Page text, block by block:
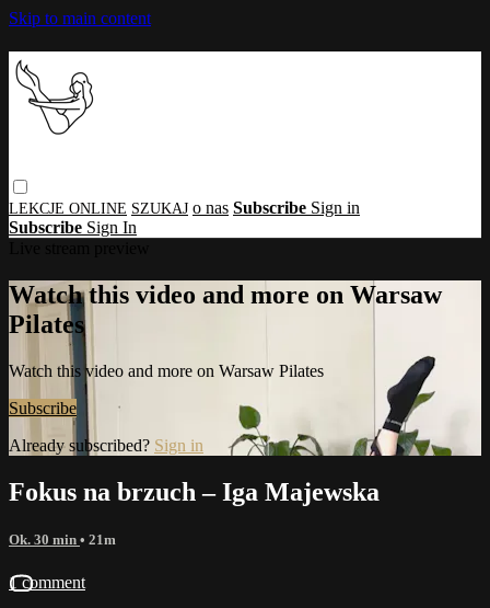
Skip to main content
o nas Subscribe Sign in
Subscribe Sign In
Watch this video and more on Warsaw
Pilates
Watch this video and more on Warsaw Pilates
Subscribe
Already subscribed? Sign in
Fokus na brzuch – Iga Majewska
Ok. 30 min • 21m
1 comment